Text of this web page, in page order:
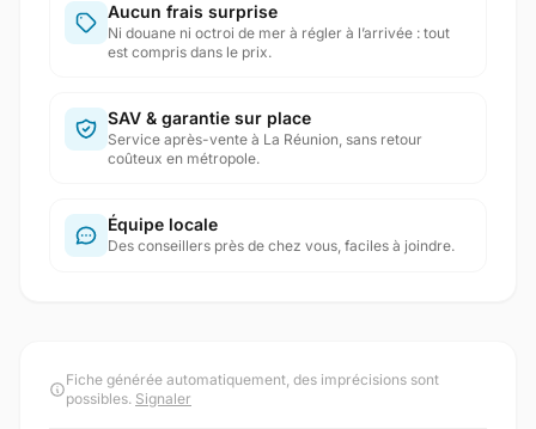
Aucun frais surprise
Ni douane ni octroi de mer à régler à l’arrivée : tout
est compris dans le prix.
SAV & garantie sur place
Service après-vente à La Réunion, sans retour
coûteux en métropole.
Équipe locale
Des conseillers près de chez vous, faciles à joindre.
Fiche générée automatiquement, des imprécisions sont
possibles. Signaler